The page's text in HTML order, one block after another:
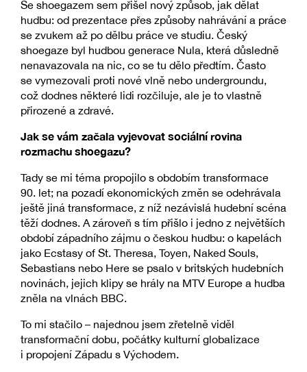
Se shoegazem sem přišel nový způsob, jak dělat
hudbu: od prezentace přes způsoby nahrávání a práce
se zvukem až po dělbu práce ve studiu. Český
shoegaze byl hudbou generace Nula, která důsledně
nenavazovala na nic, co se tu dělo předtím. Často
se vymezovali proti nové vlně nebo undergroundu,
což dodnes některé lidi rozčiluje, ale je to vlastně
přirozené a zdravé.
Jak se vám začala vyjevovat sociální rovina
rozmachu shoegazu?
Tady se mi téma propojilo s obdobím transformace
90. let; na pozadí ekonomických změn se odehrávala
ještě jiná transformace, z níž nezávislá hudební scéna
těží dodnes. A zároveň s tím přišlo i jedno z největších
období západního zájmu o českou hudbu: o kapelách
jako Ecstasy of St. Theresa, Toyen, Naked Souls,
Sebastians nebo Here se psalo v britských hudebních
novinách, jejich klipy se hrály na MTV Europe a hudba
zněla na vlnách BBC.
To mi stačilo – najednou jsem zřetelně viděl
transformační dobu, počátky kulturní globalizace
i propojení Západu s Východem.